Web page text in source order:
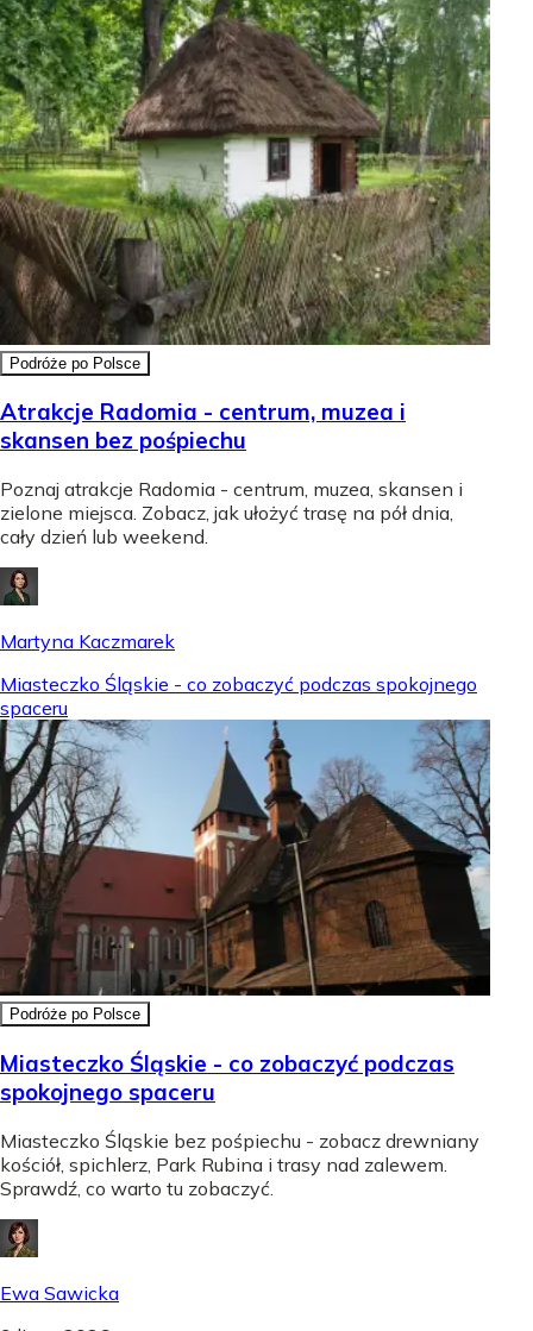
Podróże po Polsce
Atrakcje Radomia - centrum, muzea i
skansen bez pośpiechu
Poznaj atrakcje Radomia - centrum, muzea, skansen i
zielone miejsca. Zobacz, jak ułożyć trasę na pół dnia,
cały dzień lub weekend.
Martyna Kaczmarek
Miasteczko Śląskie - co zobaczyć podczas spokojnego
spaceru
Podróże po Polsce
Miasteczko Śląskie - co zobaczyć podczas
spokojnego spaceru
Miasteczko Śląskie bez pośpiechu - zobacz drewniany
kościół, spichlerz, Park Rubina i trasy nad zalewem.
Sprawdź, co warto tu zobaczyć.
Ewa Sawicka